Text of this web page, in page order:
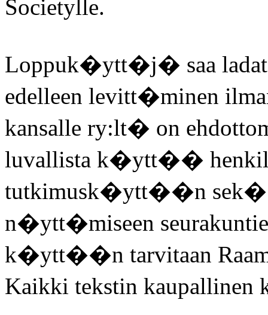
Societylle.
Loppuk�ytt�j� saa
edelleen levitt�minen
kansalle ry:lt� on
luvallista k�ytt��
tutkimusk�ytt��n sek�
n�ytt�miseen
k�ytt��n tarvitaan
Kaikki tekstin